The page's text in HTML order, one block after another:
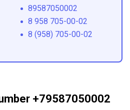
89587050002
8 958 705-00-02
8 (958) 705-00-02
+79587050002